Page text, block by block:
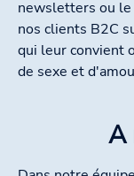
newsletters ou le
nos clients B2C
qui leur convient
de sexe et
A